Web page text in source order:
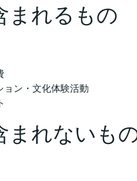
まれるもの
ョン・文化体験活動
まれないも